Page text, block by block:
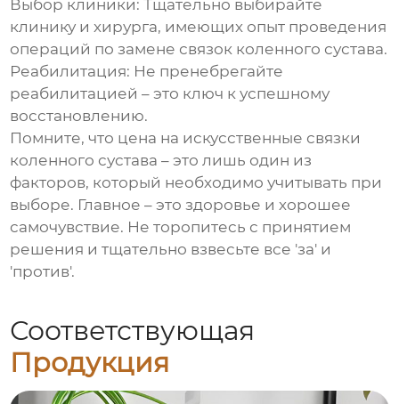
Выбор клиники: Тщательно выбирайте
клинику и хирурга, имеющих опыт проведения
операций по замене связок коленного сустава.
Реабилитация: Не пренебрегайте
реабилитацией – это ключ к успешному
восстановлению.
Помните, что цена на искусственные связки
коленного сустава – это лишь один из
факторов, который необходимо учитывать при
выборе. Главное – это здоровье и хорошее
самочувствие. Не торопитесь с принятием
решения и тщательно взвесьте все 'за' и
'против'.
Соответствующая
Продукция